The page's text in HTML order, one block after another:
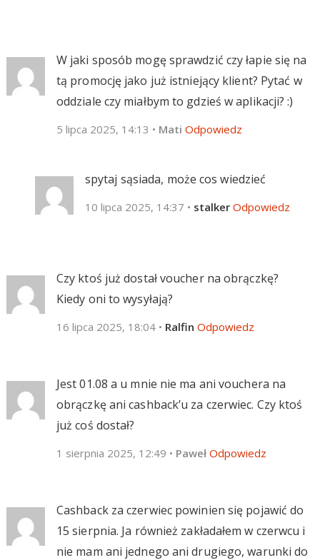
W jaki sposób mogę sprawdzić czy łapie się na
tą promocję jako już istniejący klient? Pytać w
oddziale czy miałbym to gdzieś w aplikacji? :)
5 lipca 2025, 14:13 • Mati Odpowiedz
spytaj sąsiada, może cos wiedzieć
10 lipca 2025, 14:37 • stalker Odpowiedz
Czy ktoś już dostał voucher na obrączkę?
Kiedy oni to wysyłają?
16 lipca 2025, 18:04 • Ralfin Odpowiedz
Jest 01.08 a u mnie nie ma ani vouchera na
obrączkę ani cashback’u za czerwiec. Czy ktoś
już coś dostał?
1 sierpnia 2025, 12:49 • Paweł Odpowiedz
Cashback za czerwiec powinien się pojawić do
15 sierpnia. Ja również zakładałem w czerwcu i
nie mam ani jednego ani drugiego, warunki do